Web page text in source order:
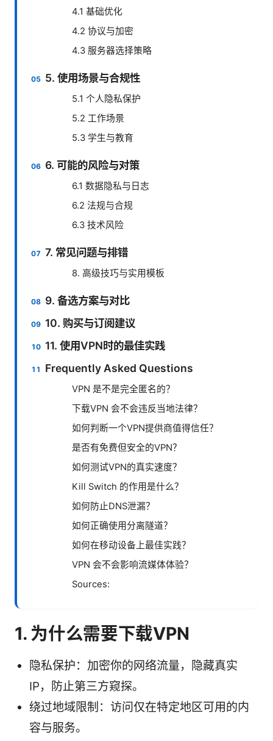
4.1 基础优化
4.2 协议与加密
4.3 服务器选择策略
5. 使用场景与合规性
5.1 个人隐私保护
5.2 工作场景
5.3 学生与教育
6. 可能的风险与对策
6.1 数据隐私与日志
6.2 法规与合规
6.3 技术风险
7. 常见问题与排错
8. 高级技巧与实用模板
9. 备选方案与对比
10. 购买与订阅建议
11. 使用VPN时的最佳实践
Frequently Asked Questions
VPN 是不是完全匿名的？
下载VPN 会不会违反当地法律？
如何判断一个VPN提供商值得信任？
是否有免费但安全的VPN？
如何测试VPN的真实速度？
Kill Switch 的作用是什么？
如何防止DNS泄漏？
如何正确使用分离隧道？
如何在移动设备上最佳实践？
VPN 会不会影响流媒体体验？
Sources:
1. 为什么需要下载VPN
隐私保护：加密你的网络流量，隐藏真实
IP，防止第三方窥探。
绕过地域限制：访问仅在特定地区可用的内
容与服务。